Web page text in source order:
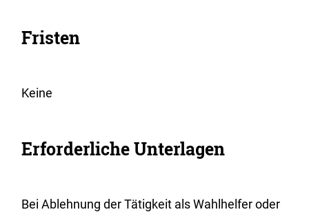
Fristen
Keine
Erforderliche Unterlagen
Bei Ablehnung der Tätigkeit als Wahlhelfer oder